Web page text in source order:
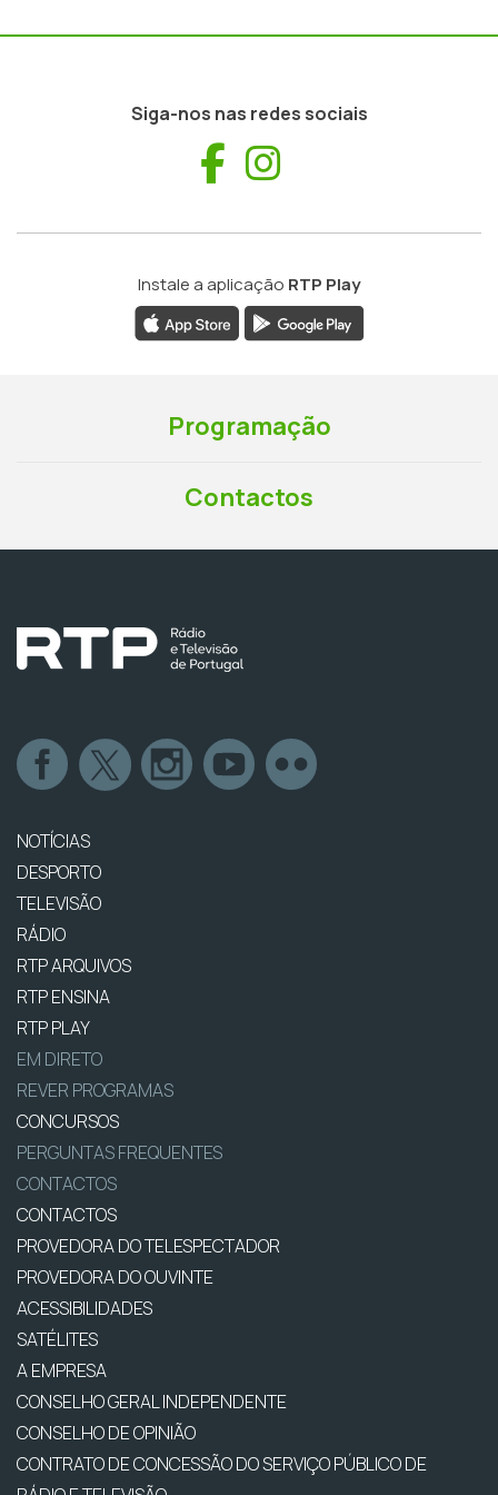
Siga-nos nas redes sociais
Facebook
Instale a aplicação RTP Play
Programação
Contactos
NOTÍCIAS
DESPORTO
TELEVISÃO
RÁDIO
RTP ARQUIVOS
RTP ENSINA
RTP PLAY
EM DIRETO
REVER PROGRAMAS
CONCURSOS
PERGUNTAS FREQUENTES
CONTACTOS
CONTACTOS
PROVEDORA DO TELESPECTADOR
PROVEDORA DO OUVINTE
ACESSIBILIDADES
SATÉLITES
A EMPRESA
CONSELHO GERAL INDEPENDENTE
CONSELHO DE OPINIÃO
CONTRATO DE CONCESSÃO DO SERVIÇO PÚBLICO DE